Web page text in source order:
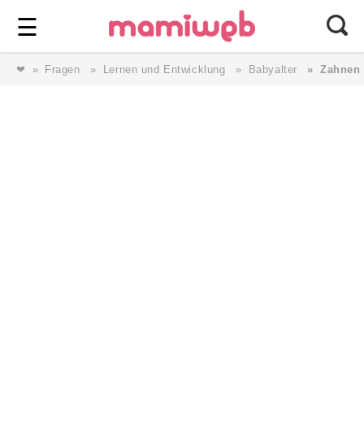
☰ ⎯ Wir lieben Familie ⎯
❤ Fragen Lernen und Entwicklung Babyalter